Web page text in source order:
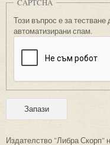
CAPTCHA
Този въпрос е за
автоматизирани спам.
Издателство "Либра Скорп"